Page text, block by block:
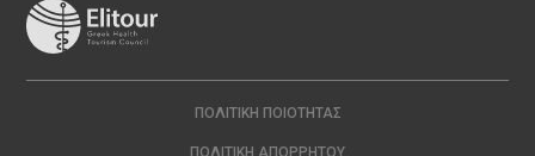
ΠΟΛΙΤΙΚΉ ΠΟΙΌΤΗΤΑΣ
ΠΟΛΙΤΙΚΉ ΑΠΟΡΡΉΤΟΥ